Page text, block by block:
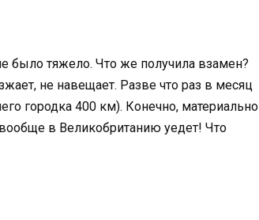
было тяжело. Что же получила взамен?
не навещает. Разве что раз в месяц
городка 400 км). Конечно, материально
в Великобританию уедет! Что